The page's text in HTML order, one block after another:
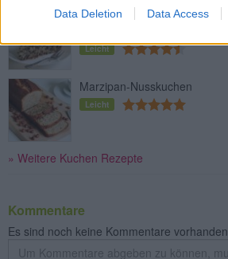
Data Deletion Data Access
Einfacher Rührkuchen mit
Leicht
Marzipan-Nusskuchen
Leicht
» Weitere Kuchen Rezepte
Kommentare
Es sind noch keine Kommentare vorhanden.